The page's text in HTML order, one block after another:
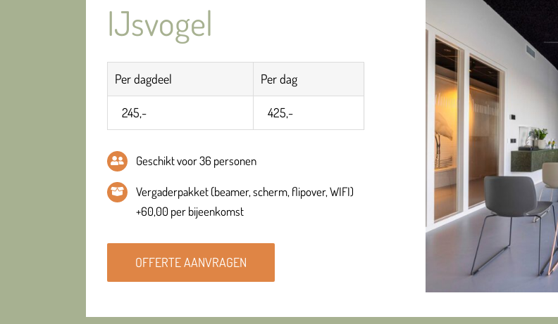
IJsvogel
Per dagdeel Per dag
245,- 425,-
Geschikt voor 36 personen
Vergaderpakket (beamer, scherm, flipover, WIFI)
+60,00 per bijeenkomst
OFFERTE AANVRAGEN